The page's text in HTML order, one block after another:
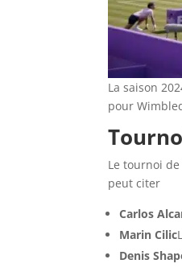
La saison
pour
Le tournoi
peut citer
Carlos
Marin Cilic
Denis